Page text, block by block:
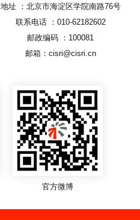
地址 ：北京市海淀区学院南路76号
联系电话 ：010-62182602
邮政编码 ：100081
邮箱：cisri@cisri.cn
官方微博